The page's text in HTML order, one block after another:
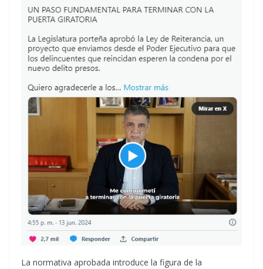
La normativa aprobada introduce la figura de la